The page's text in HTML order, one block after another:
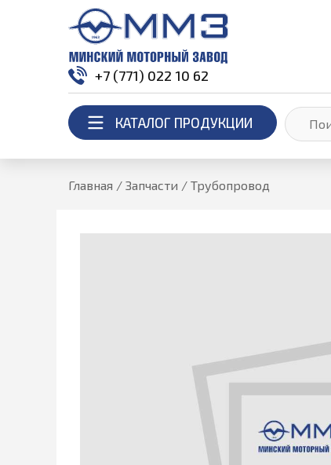
+7 (771) 022 10 62
КАТАЛОГ ПРОДУКЦИИ
Главная / Запчасти / Трубопровод